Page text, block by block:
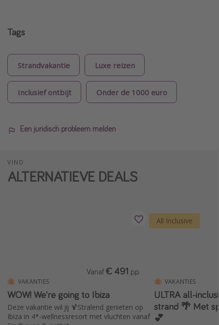
Tags
Strandvakantie Luxe reizen
Inclusief ontbijt Onder de 1000 euro
Een juridisch probleem melden
VIND
ALTERNATIEVE DEALS
VAKANTIES
WOW! We're going to Ibiza
Deze vakantie wil jij 🍹Stralend genieten op
Ibiza in 4*-wellnessresort met vluchten vanaf
Vanaf € 491 p.p.
All Inclusive
VAKANTIES
ULTRA all-
strand 🌴 Met spa, sauna & hammam
💕